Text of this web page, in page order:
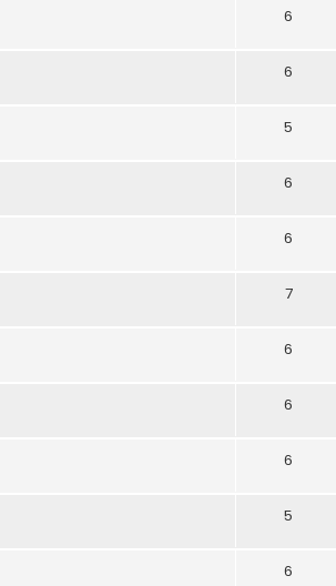
6
6
5
6
6
7
6
6
6
5
6